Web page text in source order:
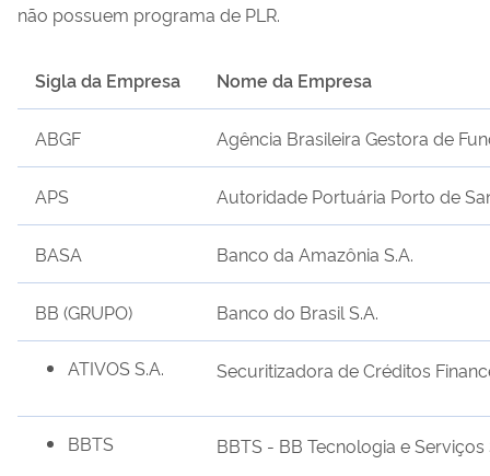
não possuem programa de PLR.
Sigla da Empresa Nome da Empresa
ABGF Agência Brasileira Gestora de
APS Autoridade Portuária Porto de
BASA Banco da Amazônia S.A.
BB (GRUPO) Banco do Brasil S.A.
ATIVOS S.A. Securitizadora de Créditos
BBTS BBTS - BB Tecnologia e Serviços